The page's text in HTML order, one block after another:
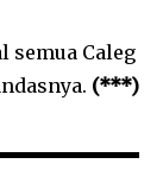
semua Caleg
(***)